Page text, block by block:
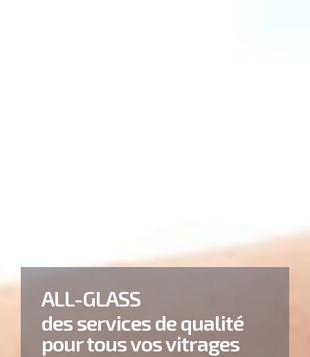
ALL-GLASS
des services de qualité
pour tous vos vitrages